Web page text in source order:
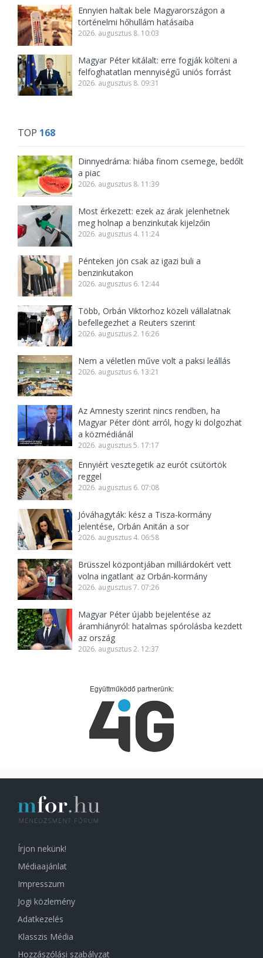
Ennyien haltak bele Magyarországon a
történelmi hőhullám hatásaiba
2026. augusztus 8. 10:03
Magyar Péter kitálalt: erre fogják költeni a
felfoghatatlan mennyiségű uniós forrást
2026. augusztus 8. 09:31
TOP 168
Dinnyedráma: hiába finom csemege, bedőlt
a piac
2026. augusztus 8. 11:39
Most érkezett: ezek az árak jelenhetnek
meg holnap a benzinkutak kijelzőin
2026. augusztus 4. 11:24
Pénteken jön csak az igazi buli a
benzinkutakon
2026. augusztus 6. 12:44
Több, Orbán Viktorhoz közeli vállalatnak
befellegezhet a Reuters szerint
2026. augusztus 2. 16:26
Nem a véletlen műve volt a paksi leállás
2026. augusztus 6. 13:21
Az Amnesty szerint nincs rendben, ha
Magyar Péter dönt arról, hogy ki dolgozhat
a közmédiánál
2026. augusztus 5. 17:17
Ennyiért vesztegetik az eurót csütörtök
reggel
2026. augusztus 6. 07:08
Jóváhagyták: kész a Tisza-kormány
jelentése, Orbán Anitán a sor
2026. augusztus 4. 06:58
Brüsszel központjában milliárdokért vett
volna ingatlant az Orbán-kormány
2026. augusztus 7. 07:26
Magyar Péter újabb bejelentése az
áramhiányról: hatalmas spórolásba kezdett
az ország
2026. augusztus 2. 12:37
Együttműködő partnerünk:
Írjon nekünk!
Médiaajánlat
Impresszum
Jogi közlemény
Adatkezelés
Klasszis Média
Hozzászólási szabályzat